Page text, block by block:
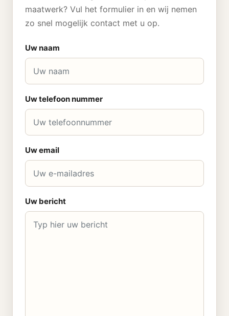
maatwerk? Vul het formulier in en wij nemen
zo snel mogelijk contact met u op.
Uw naam
Uw telefoon nummer
Uw email
Uw bericht